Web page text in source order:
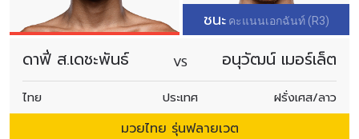
ชนะ คะแนนเอกฉันท์ (R3)
ดาฟี่ ส.เดชะพันธ์ VS อนุวัฒน์ เมอร์เล็ต
ไทย ประเทศ ฝรั่งเศส/ลาว
มวยไทย รุ่นฟลายเวต